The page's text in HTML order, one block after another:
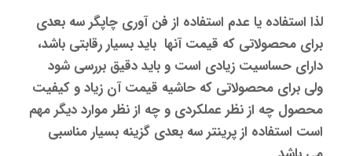
لذا استفاده یا عدم استفاده از فن آوری چاپگر سه بعدی
برای محصولاتی که قیمت آنها باید بسیار رقابتی باشد،
دارای حساسیت زیادی است و باید دقیق بررسی شود
ولی برای محصولاتی که حاشیه قیمت آن زیاد و کیفیت
محصول چه از نظر عملکردی و چه از نظر موارد دیگر مهم
است استفاده از پرینتر سه بعدی گزینه بسیار مناسبی